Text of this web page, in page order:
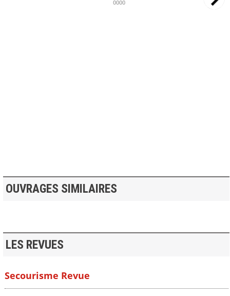
0000
OUVRAGES SIMILAIRES
LES REVUES
Secourisme Revue